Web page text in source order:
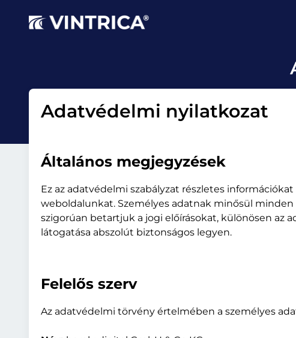
Adatvédelmi nyilatkozat
Általános megjegyzések
Ez az adatvédelmi szabályzat részletes
weboldalunkat. Személyes adatnak minősül minden
szigorúan betartjuk a jogi előírásokat, különösen az
látogatása abszolút biztonságos legyen.
Felelős szerv
Az adatvédelmi törvény értelmében a személyes